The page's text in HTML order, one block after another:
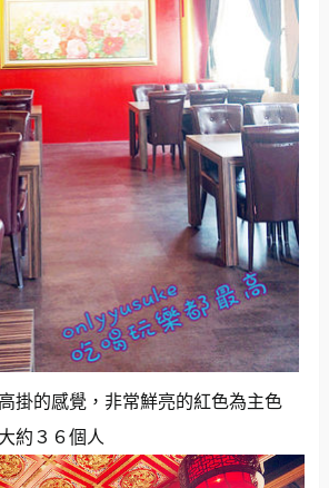
掛的感覺，非常鮮亮的紅色為主色
約３６個人